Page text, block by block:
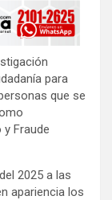
para
que se
Fraude
2025 a las
apariencia los